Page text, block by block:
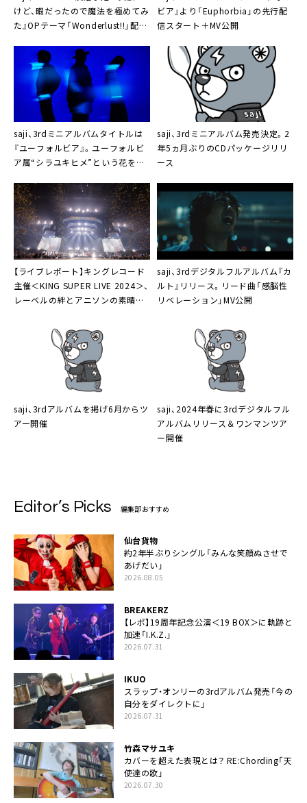
けど、暇だったので魔法を極めてみ
た』OPテーマ「Wonderlust!!」配信
ビア』より「Euphorbia」の先行配
信スタート＋MV公開
saji、3rdミニアルバムタイトルは
『ユーフォルビア』。ユーフォルビ
ア属“シラユキヒメ”という花をイ
saji、3rdミニアルバム発売決定。2
年5ヵ月ぶりのCDパッケージリリ
ース
【ライブレポート】キングレコード
主催＜KING SUPER LIVE 2024＞、
レーベルの絆とアニソンの素晴ら
saji、3rdデジタルフルアルバム『カ
ルト』リリース。リード曲「感脳性
リベレーション」MV公開
saji、3rdアルバムを掲げ6月からツ
アー開催
saji、2024年春に3rdデジタルフル
アルバムリリース＆ワンマンツア
ー開催
Editor’s Picks 編集部おすすめ
仙台貨物
約2年半ぶりシングル「みんな笑顔ぬさせで
あげだい」
2026.08.05
BREAKERZ
【レポ】19周年記念公演＜19 BOX＞に軌跡と
加速「I.K.Z.」
2026.07.31
IKUO
スラップ・オンリーの3rdアルバム発売「今の
自分をダイレクトに」
2026.07.31
竹森マサユキ
カバーを超えた表現とは？ RE:Chording「天
使達の歌」
2026.07.30